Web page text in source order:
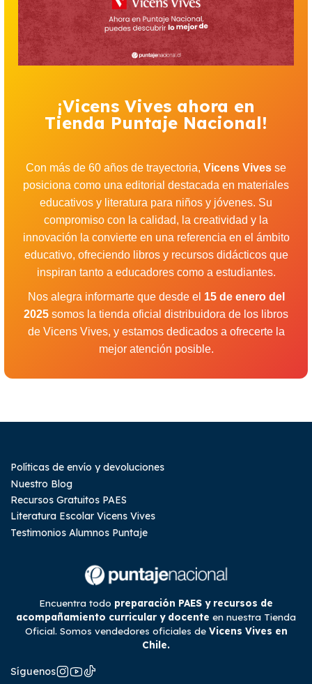
¡Vicens Vives ahora en
Tienda Puntaje Nacional!
Con más de 60 años de trayectoria, Vicens Vives se
posiciona como una editorial destacada en materiales
educativos y literatura para niños y jóvenes. Su
compromiso con la calidad, la creatividad y la
innovación la convierte en una referencia en el ámbito
educativo, ofreciendo libros y recursos didácticos que
inspiran tanto a educadores como a estudiantes.
Nos alegra informarte que desde el 15 de enero del
2025 somos la tienda oficial distribuidora de los libros
de Vicens Vives, y estamos dedicados a ofrecerte la
mejor atención posible.
Políticas de envío y devoluciones
Nuestro Blog
Recursos Gratuitos PAES
Literatura Escolar Vicens Vives
Testimonios Alumnos Puntaje
Encuentra todo preparación PAES y recursos de
acompañamiento curricular y docente en nuestra Tienda
Oficial. Somos vendedores oficiales de Vicens Vives en
Chile.
Síguenos